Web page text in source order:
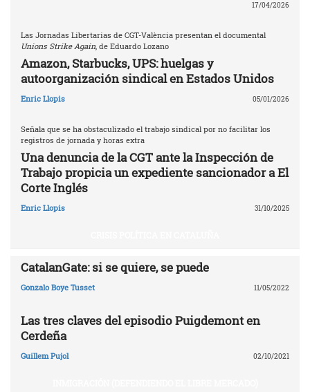
17/04/2026
Las Jornadas Libertarias de CGT-València presentan el documental
Unions Strike Again , de Eduardo Lozano
Amazon, Starbucks, UPS: huelgas y
autoorganización sindical en Estados Unidos
Enric Llopis 05/01/2026
Señala que se ha obstaculizado el trabajo sindical por no facilitar los
registros de jornada y horas extra
Una denuncia de la CGT ante la Inspección de
Trabajo propicia un expediente sancionador a El
Corte Inglés
Enric Llopis 31/10/2025
CatalanGate: si se quiere, se puede
Gonzalo Boye Tusset 11/05/2022
Las tres claves del episodio Puigdemont en
Cerdeña
Guillem Pujol 02/10/2021